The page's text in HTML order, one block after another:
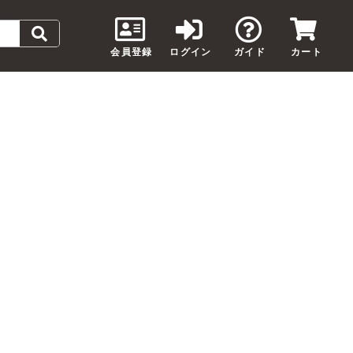
会員登録 ログイン ガイド カート